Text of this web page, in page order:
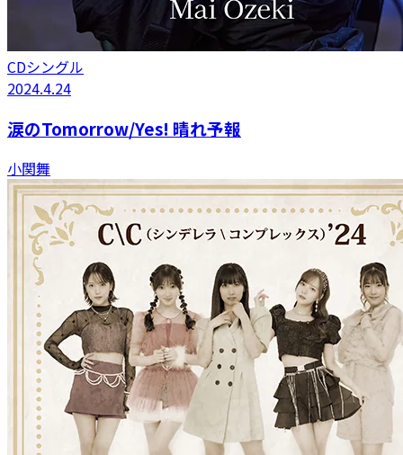
CDシングル
2024.4.24
涙のTomorrow/Yes! 晴れ予報
小関舞